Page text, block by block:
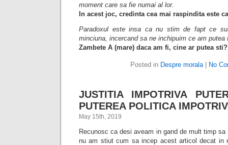
moment care sa fie numai al lor.
In acest joc, credinta cea mai raspindita este
Paradoxul este insa ca nu stim de fapt ce
minciuna, incercand sa ne inchipuim ce am putea
Zambete A (mare) daca am fi, cine ar putea sti?
Posted in Despre morala| No
JUSTITIA IMPOTRIVA
PUTEREA POLITICA
May 15th, 2019
Recunosc ca desi aveam in gand de mult timp
nu am stiut cum sa incep acest articol decat in